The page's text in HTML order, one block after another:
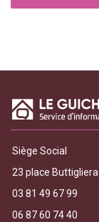
Siège Social
23 place
03 81 49 67 99
06 87 60 74 40